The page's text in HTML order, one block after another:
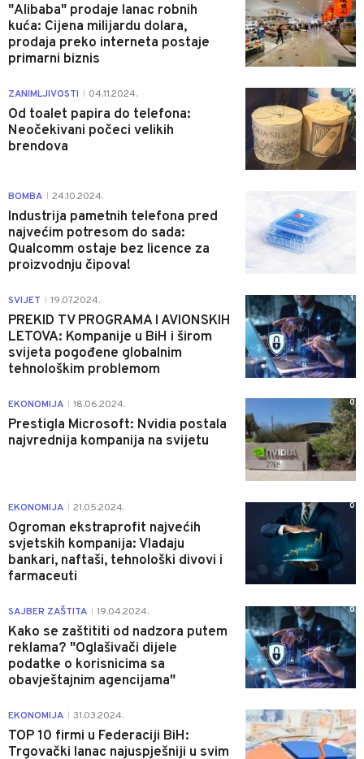
"Alibaba" prodaje lanac robnih
kuća: Cijena milijardu dolara,
prodaja preko interneta postaje
primarni biznis
ZANIMLJIVOSTI 04.11.2024.
Od toalet papira do telefona:
Neočekivani počeci velikih
brendova
0
BOMBA 24.10.2024.
Industrija pametnih telefona pred
najvećim potresom do sada:
Qualcomm ostaje bez licence za
proizvodnju čipova!
SVIJET 19.07.2024.
PREKID TV PROGRAMA I AVIONSKIH
LETOVA: Kompanije u BiH i širom
svijeta pogođene globalnim
tehnološkim problemom
1
EKONOMIJA 18.06.2024.
Prestigla Microsoft: Nvidia postala
najvrednija kompanija na svijetu
0
EKONOMIJA 21.05.2024.
Ogroman ekstraprofit najvećih
svjetskih kompanija: Vladaju
bankari, naftaši, tehnološki divovi i
farmaceuti
0
SAJBER ZAŠTITA 19.04.2024.
Kako se zaštititi od nadzora putem
reklama? "Oglašivači dijele
podatke o korisnicima sa
obavještajnim agencijama"
0
EKONOMIJA 31.03.2024.
TOP 10 firmi u Federaciji BiH:
Trgovački lanac najuspješniji u svim
0